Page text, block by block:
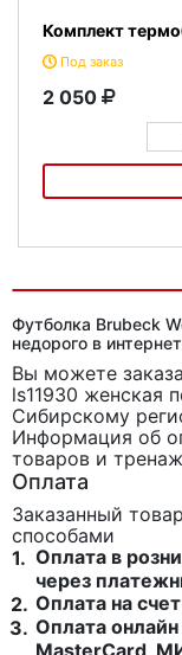
Комплект
Под заказ
2 050
Футболка Brubeck
недорого в
Вы можете
ls11930 женская
Сибирскому
Информация об
товаров и
Оплата
Заказанный
способами
1. Оплата в
через
2. Оплата на
3. Оплата